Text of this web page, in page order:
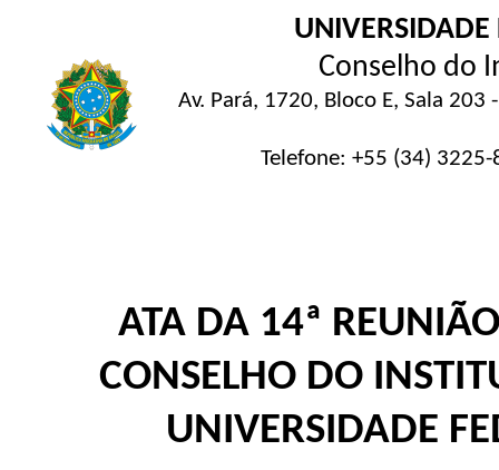
Conselho do
Av. Pará, 1720, Bloco E, Sala
Telefone: +55 (34)
ATA DA 14ª
CONSELHO DO
UNIVERSIDADE